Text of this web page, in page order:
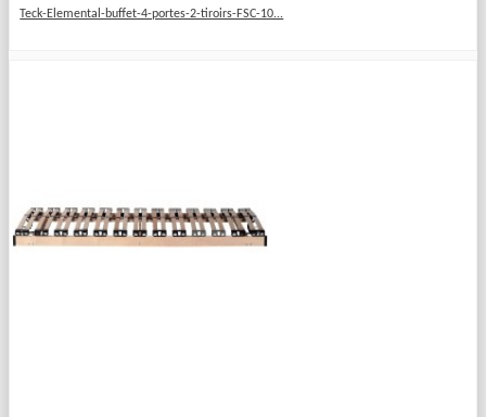
Teck-Elemental-buffet-4-portes-2-tiroirs-FSC-10...